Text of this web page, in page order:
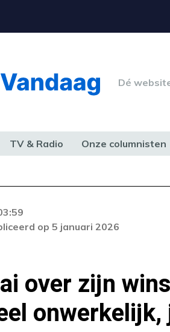
Dé
TV & Radio Onze columnisten
is een licentie-fout opgetreden.
blijft voordoen, neem dan
op 5 januari 2026
over zijn